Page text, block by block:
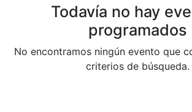
Todavía no hay
programados
No encontramos ningún evento que
criterios de búsqueda.